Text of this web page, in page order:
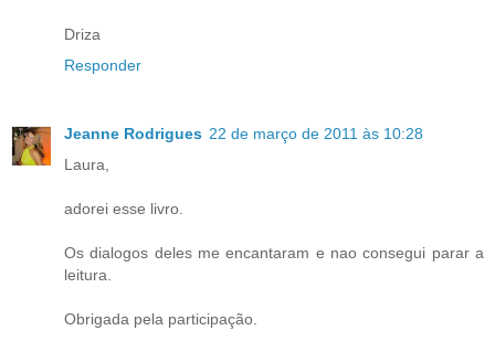
Driza
Responder
Jeanne Rodrigues 22 de março de 2011 às 10:28
Laura,
adorei esse livro.
Os dialogos deles me encantaram e nao consegui parar a
leitura.
Obrigada pela participação.